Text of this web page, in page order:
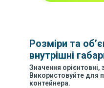
Розміри та
внутрішні
Значення орієнтовні,
Використовуйте для
контейнера.